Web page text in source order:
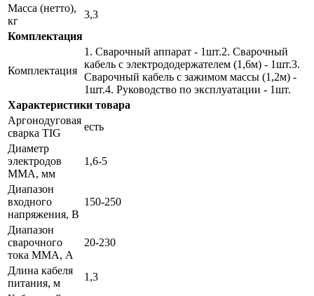
Масса (нетто),
кг
3,3
Комплектация
Комплектация
1. Сварочный аппарат - 1шт.2. Сварочный
кабель с электрододержателем (1,6м) - 1шт.3.
Сварочный кабель с зажимом массы (1,2м) -
1шт.4. Руководство по эксплуатации - 1шт.
Характеристики товара
Аргонодуговая
сварка TIG
есть
Диаметр
электродов
ММА, мм
1,6-5
Диапазон
входного
напряжения, В
150-250
Диапазон
сварочного
тока MMA, А
20-230
Длина кабеля
питания, м
1,3